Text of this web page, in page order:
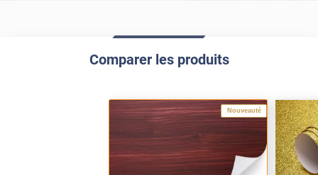
Comparer les produits
Nouveauté